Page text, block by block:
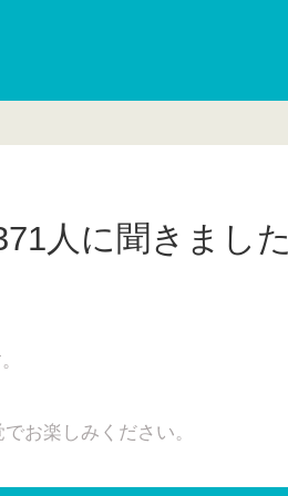
人に聞きました
お楽しみください。